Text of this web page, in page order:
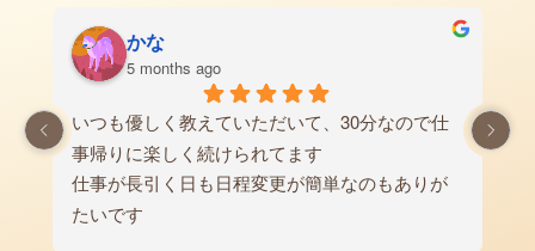
サノレイ
5 months ago
このジムに入ってから初めて筋トレをやり、最
初は自分にできるか不安な気持ちもありまし
が、優しく丁寧に教えてくださるトレーナーさ
んばかりでいつも楽しく通えています。おかげ